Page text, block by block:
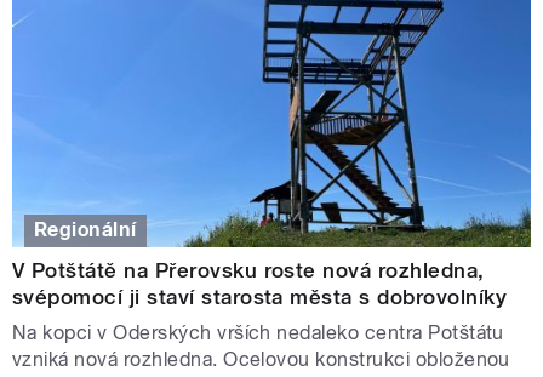
Regionální
V Potštátě na Přerovsku roste nová rozhledna,
svépomocí ji staví starosta města s dobrovolníky
Na kopci v Oderských vrších nedaleko centra Potštátu
vzniká nová rozhledna. Ocelovou konstrukci obloženou